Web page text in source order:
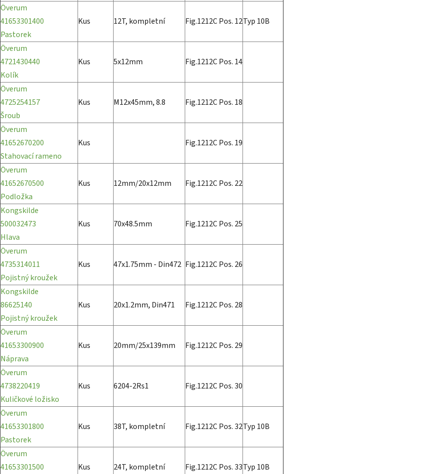
Överum
41653301400
Pastorek
Kus 12T, kompletní Fig.1212C Pos. 12Typ 10B
Överum
4721430440
Kolík
Kus 5x12mm Fig.1212C Pos. 14
Överum
4725254157
Šroub
Kus M12x45mm, 8.8 Fig.1212C Pos. 18
Överum
41652670200
Stahovací rameno
Kus Fig.1212C Pos. 19
Överum
41652670500
Podložka
Kus 12mm/20x12mm Fig.1212C Pos. 22
Kongskilde
500032473
Hlava
Kus 70x48.5mm Fig.1212C Pos. 25
Överum
4735314011
Pojistný kroužek
Kus 47x1.75mm - Din472 Fig.1212C Pos. 26
Kongskilde
86625140
Pojistný kroužek
Kus 20x1.2mm, Din471 Fig.1212C Pos. 28
Överum
41653300900
Náprava
Kus 20mm/25x139mm Fig.1212C Pos. 29
Överum
4738220419
Kuličkové ložisko
Kus 6204-2Rs1 Fig.1212C Pos. 30
Överum
41653301800
Pastorek
Kus 38T, kompletní Fig.1212C Pos. 32Typ 10B
Överum
41653301500
Kus 24T, kompletní Fig.1212C Pos. 33Typ 10B